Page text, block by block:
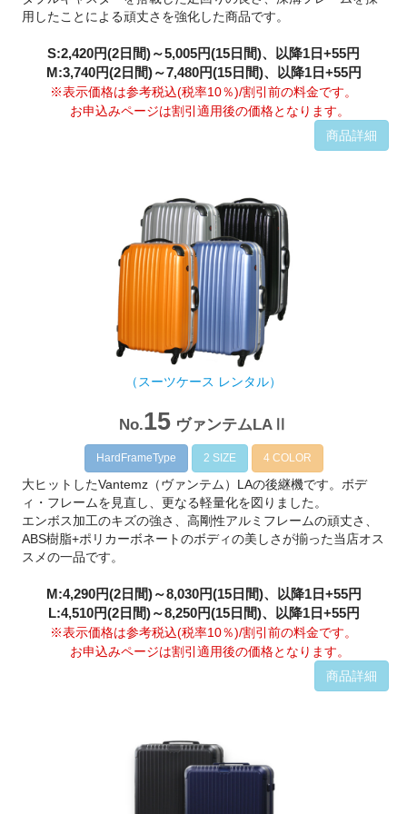
用したことによる頑丈さを強化した商品です。
S:2,420円(2日間)～5,005円(15日間)、以降1日+55円
M:3,740円(2日間)～7,480円(15日間)、以降1日+55円
※表示価格は参考税込(税率10％)/割引前の料金です。
お申込みページは割引適用後の価格となります。
商品詳細
（スーツケース レンタル）
No.15 ヴァンテムLAⅡ
HardFrameType 2 SIZE 4 COLOR
大ヒットしたVantemz（ヴァンテム）LAの後継機です。ボデ
ィ・フレームを見直し、更なる軽量化を図りました。
エンボス加工のキズの強さ、高剛性アルミフレームの頑丈さ、
ABS樹脂+ポリカーボネートのボディの美しさが揃った当店オス
スメの一品です。
M:4,290円(2日間)～8,030円(15日間)、以降1日+55円
L:4,510円(2日間)～8,250円(15日間)、以降1日+55円
※表示価格は参考税込(税率10％)/割引前の料金です。
お申込みページは割引適用後の価格となります。
商品詳細